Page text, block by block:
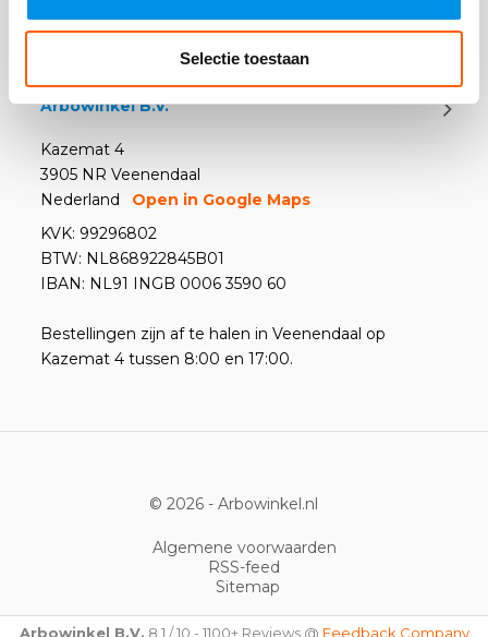
Selectie toestaan
Arbowinkel B.V.
Kazemat 4
3905 NR Veenendaal
Nederland
Open in Google Maps
KVK: 99296802
BTW: NL868922845B01
IBAN: NL91 INGB 0006 3590 60
Bestellingen zijn af te halen in Veenendaal op
Kazemat 4 tussen 8:00 en 17:00.
© 2026 - Arbowinkel.nl
Algemene voorwaarden
RSS-feed
Sitemap
Arbowinkel B.V. 8,1 /10 - 1100+ Reviews @ Feedback Company